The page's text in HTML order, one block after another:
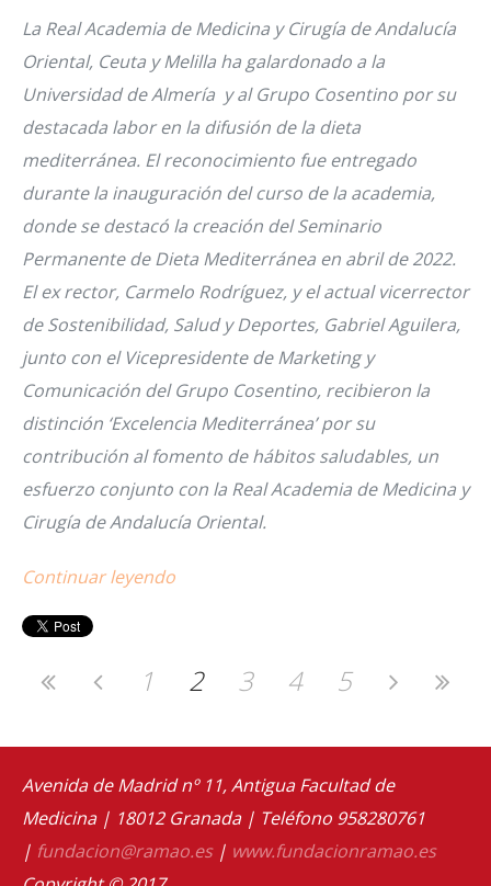
La Real Academia de Medicina y Cirugía de Andalucía
Oriental, Ceuta y Melilla ha galardonado a la
Universidad de Almería y al Grupo Cosentino por su
destacada labor en la difusión de la dieta
mediterránea. El reconocimiento fue entregado
durante la inauguración del curso de la academia,
donde se destacó la creación del Seminario
Permanente de Dieta Mediterránea en abril de 2022.
El ex rector, Carmelo Rodríguez, y el actual vicerrector
de Sostenibilidad, Salud y Deportes, Gabriel Aguilera,
junto con el Vicepresidente de Marketing y
Comunicación del Grupo Cosentino, recibieron la
distinción ‘Excelencia Mediterránea’ por su
contribución al fomento de hábitos saludables, un
esfuerzo conjunto con la Real Academia de Medicina y
Cirugía de Andalucía Oriental.
Continuar leyendo
1 2 3 4 5
Avenida de Madrid nº 11, Antigua Facultad de
Medicina | 18012 Granada | Teléfono 958280761
| fundacion@ramao.es| www.fundacionramao.es